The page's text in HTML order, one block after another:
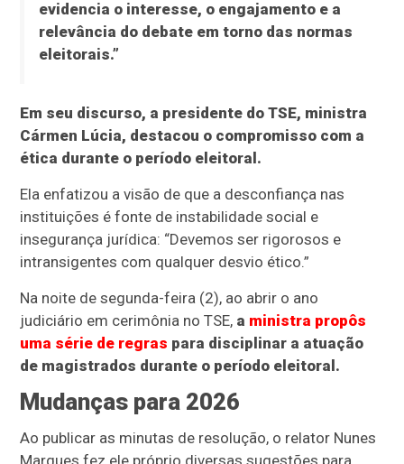
evidencia o interesse, o engajamento e a
relevância do debate em torno das normas
eleitorais.”
Em seu discurso, a presidente do TSE, ministra
Cármen Lúcia, destacou o compromisso com a
ética durante o período eleitoral.
Ela enfatizou a visão de que a desconfiança nas
instituições é fonte de instabilidade social e
insegurança jurídica: “Devemos ser rigorosos e
intransigentes com qualquer desvio ético.”
Na noite de segunda-feira (2), ao abrir o ano
judiciário em cerimônia no TSE, a ministra propôs
uma série de regras para disciplinar a atuação
de magistrados durante o período eleitoral.
Mudanças para 2026
Ao publicar as minutas de resolução, o relator Nunes